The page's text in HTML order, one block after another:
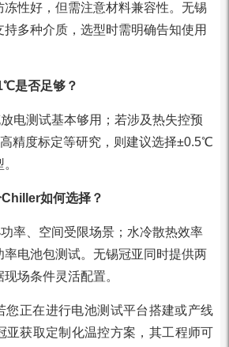
冻性好，但需注意材料兼容性。无锡
多种介质，选型时需明确告知使用
是否足够？
电测试基本够用；若涉及热失控预
精度标定等研究，则建议选择±0.5℃
如何选择？
率、空间受限场景；水冷散热效率
率电池包测试。无锡冠亚同时提供两
场条件灵活配置。
您正在进行电池测试平台搭建或产线
亚获取定制化温控方案，其工程师可